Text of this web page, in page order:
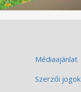
Médiaajánlat
Szerzői jogok